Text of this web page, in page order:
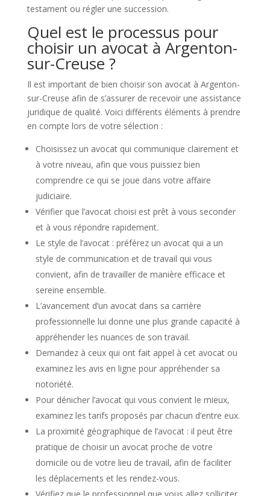
testament ou régler une succession.
Quel est le processus pour
choisir un avocat à Argenton-
sur-Creuse ?
Il est important de bien choisir son avocat à Argenton-
sur-Creuse afin de s’assurer de recevoir une assistance
juridique de qualité. Voici différents éléments à prendre
en compte lors de votre sélection :
Choisissez un avocat qui communique clairement et
à votre niveau, afin que vous puissiez bien
comprendre ce qui se joue dans votre affaire
judiciaire.
Vérifier que l’avocat choisi est prêt à vous seconder
et à vous répondre rapidement.
Le style de l’avocat : préférez un avocat qui a un
style de communication et de travail qui vous
convient, afin de travailler de manière efficace et
sereine ensemble.
L’avancement d’un avocat dans sa carrière
professionnelle lui donne une plus grande capacité à
appréhender les nuances de son travail.
Demandez à ceux qui ont fait appel à cet avocat ou
examinez les avis en ligne pour appréhender sa
notoriété.
Pour dénicher l’avocat qui vous convient le mieux,
examinez les tarifs proposés par chacun d’entre eux.
La proximité géographique de l’avocat : il peut être
pratique de choisir un avocat proche de votre
domicile ou de votre lieu de travail, afin de faciliter
les déplacements et les rendez-vous.